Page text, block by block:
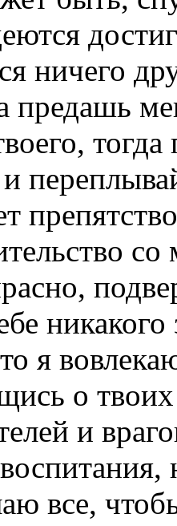
ничего
предашь
я
о
и
все,